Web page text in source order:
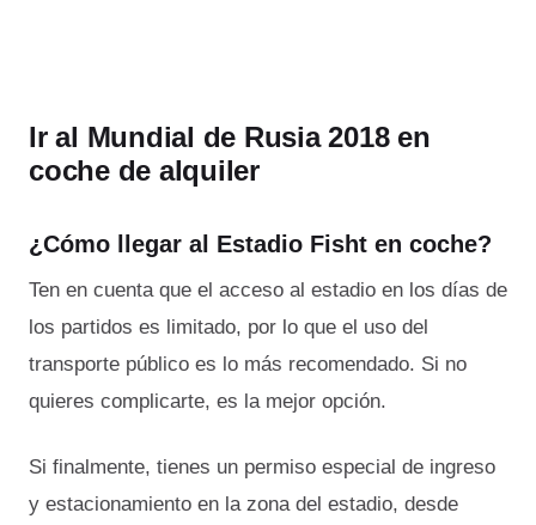
Ir al Mundial de Rusia 2018 en
coche de alquiler
¿Cómo llegar al Estadio Fisht en coche?
Ten en cuenta que el acceso al estadio en los días de
los partidos es limitado, por lo que el uso del
transporte público es lo más recomendado. Si no
quieres complicarte, es la mejor opción.
Si finalmente, tienes un permiso especial de ingreso
y estacionamiento en la zona del estadio, desde